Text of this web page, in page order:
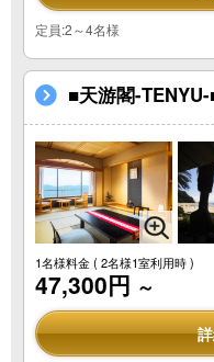
定員:2～4名様
■天游閣-
1名様料金( 2名様1室利用時 )
47,300円 ～